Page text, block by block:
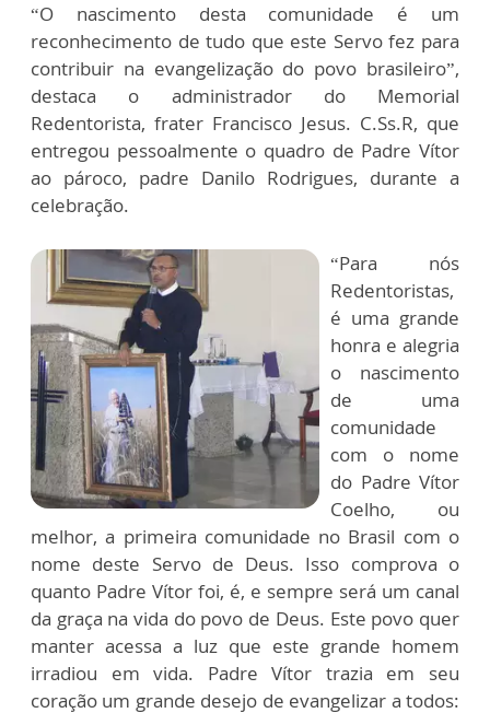
“O nascimento desta comunidade é um
reconhecimento de tudo que este Servo fez para
contribuir na evangelização do povo brasileiro”,
destaca o administrador do Memorial
Redentorista, frater Francisco Jesus. C.Ss.R, que
entregou pessoalmente o quadro de Padre Vítor
ao pároco, padre Danilo Rodrigues, durante a
celebração.
“Para nós
Redentoristas,
é uma grande
honra e alegria
o nascimento
de uma
comunidade
com o nome
do Padre Vítor
Coelho, ou
melhor, a primeira comunidade no Brasil com o
nome deste Servo de Deus. Isso comprova o
quanto Padre Vítor foi, é, e sempre será um canal
da graça na vida do povo de Deus. Este povo quer
manter acessa a luz que este grande homem
irradiou em vida. Padre Vítor trazia em seu
coração um grande desejo de evangelizar a todos: